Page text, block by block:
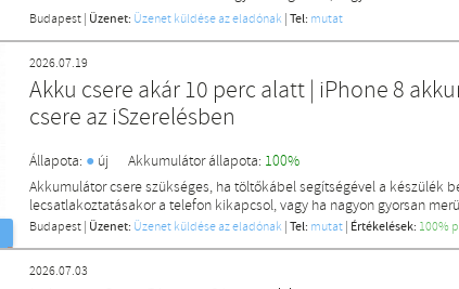
Budapest | Üzenet: Üzenet küldése az eladónak |Tel: mutat
2026.07.19
Akku csere akár 10 perc alatt | iPhone 8
csere az iSzerelésben
Állapota: ● új Akkumulátor állapota: 100%
Akkumulátor csere szükséges, ha töltőkábel segítségével a készülék
lecsatlakoztatásakor a telefon kikapcsol, vagy ha nagyon gyorsan
Budapest | Üzenet: Üzenet küldése az eladónak |Tel: mutat | Értékelések: 100%
2026.07.03